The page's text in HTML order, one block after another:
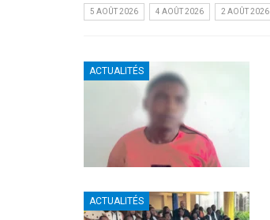
5 AOÛT 2026 4 AOÛT 2026 2 AOÛT 2026
ACTUALITÉS
ACTUALITÉS